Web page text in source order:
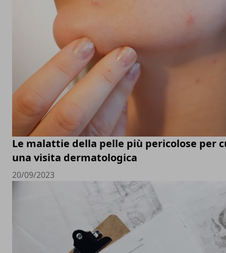
Le malattie della pelle più pericolose per
una visita dermatologica
20/09/2023